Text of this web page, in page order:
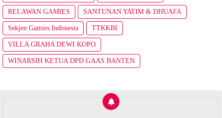
RELAWAN GAMIES SANTUNAN YATIM & DHUAFA
Sekjen Gamies Indonesia TTKKBI
VILLA GRAHA DEWI KOPO
WINARSIH KETUA DPD GAAS BANTEN